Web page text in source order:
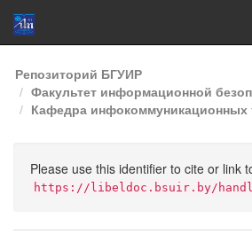
Skip
navigation
Репозиторий БГУИР
Факультет информационной
Кафедра инфокоммуникационных
Please use this identifier to cite or link
https://libeldoc.bsuir.by/